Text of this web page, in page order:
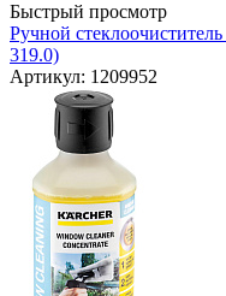
Быстрый просмотр
Ручной
319.0)
Артикул: 1209952